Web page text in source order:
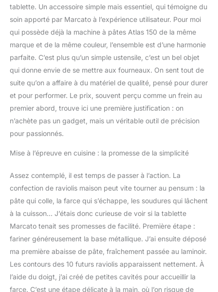
tablette. Un accessoire simple mais essentiel, qui témoigne du
soin apporté par Marcato à l’expérience utilisateur. Pour moi
qui possède déjà la machine à pâtes Atlas 150 de la même
marque et de la même couleur, l’ensemble est d’une harmonie
parfaite. C’est plus qu’un simple ustensile, c’est un bel objet
qui donne envie de se mettre aux fourneaux. On sent tout de
suite qu’on a affaire à du matériel de qualité, pensé pour durer
et pour performer. Le prix, souvent perçu comme un frein au
premier abord, trouve ici une première justification : on
n’achète pas un gadget, mais un véritable outil de précision
pour passionnés.
Mise à l’épreuve en cuisine : la promesse de la simplicité
Assez contemplé, il est temps de passer à l’action. La
confection de raviolis maison peut vite tourner au pensum : la
pâte qui colle, la farce qui s’échappe, les soudures qui lâchent
à la cuisson… J’étais donc curieuse de voir si la tablette
Marcato tenait ses promesses de facilité. Première étape :
fariner généreusement la base métallique. J’ai ensuite déposé
ma première abaisse de pâte, fraîchement passée au laminoir.
Les contours des 10 futurs raviolis apparaissent nettement. À
l’aide du doigt, j’ai créé de petites cavités pour accueillir la
farce. C’est une étape délicate à la main, où l’on risque de